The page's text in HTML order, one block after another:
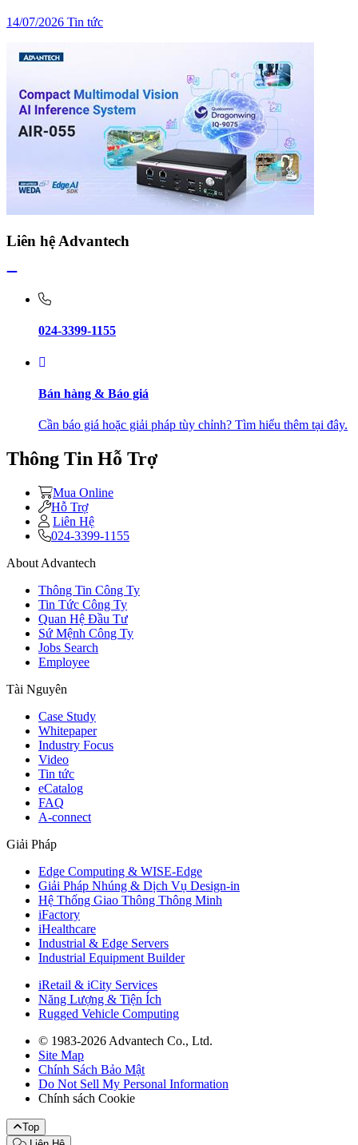
14/07/2026 Tin tức
Liên hệ Advantech
024-3399-1155
Bán hàng & Báo giá
Cần báo giá hoặc giải pháp tùy chỉnh? Tìm hiểu thêm tại đây.
Thông Tin Hỗ Trợ
Mua Online
Hỗ Trợ
Liên Hệ
024-3399-1155
About Advantech
Thông Tin Công Ty
Tin Tức Công Ty
Quan Hệ Đầu Tư
Sứ Mệnh Công Ty
Jobs Search
Employee
Tài Nguyên
Case Study
Whitepaper
Industry Focus
Video
Tin tức
eCatalog
FAQ
A-connect
Giải Pháp
Edge Computing & WISE-Edge
Giải Pháp Nhúng & Dịch Vụ Design-in
Hệ Thống Giao Thông Thông Minh
iFactory
iHealthcare
Industrial & Edge Servers
Industrial Equipment Builder
iRetail & iCity Services
Năng Lượng & Tiện Ích
Rugged Vehicle Computing
© 1983-2026 Advantech Co., Ltd.
Site Map
Chính Sách Bảo Mật
Do Not Sell My Personal Information
Chính sách Cookie
Top